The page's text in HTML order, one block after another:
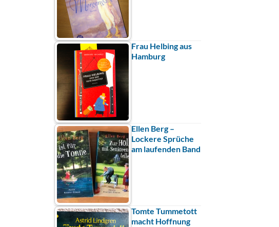
Frau Helbing aus
Hamburg
Ellen Berg –
Lockere Sprüche
am laufenden Band
Tomte Tummetott
macht Hoffnung